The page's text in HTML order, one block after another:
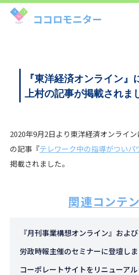
ココロモニター
『東洋経済オンライン
上村の記事が掲載されま
2020年9月2日より東洋経済オンライ
の記事『テレワーク中の指導がついパ
掲載されました。
関連コンテ
『月刊事業構想オンライン』および『月刊先端教育オンライン』に上村の
労政時報主催のセミナーに登壇し
コーポレートサイトをリニューア